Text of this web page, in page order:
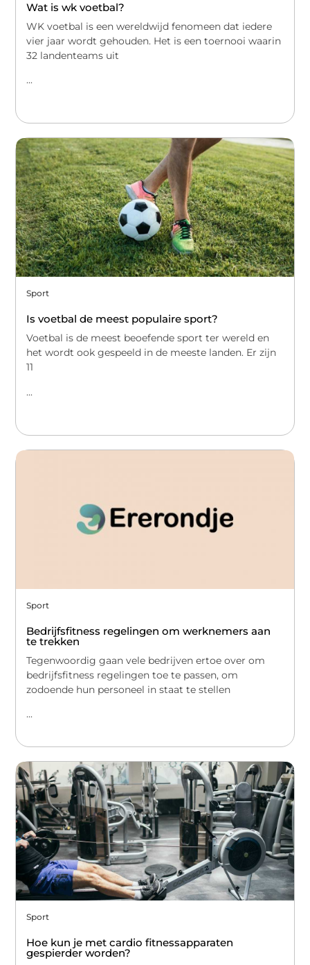
Wat is wk voetbal?
WK voetbal is een wereldwijd fenomeen dat iedere
vier jaar wordt gehouden. Het is een toernooi waarin
32 landenteams uit
...
Sport
Is voetbal de meest populaire sport?
Voetbal is de meest beoefende sport ter wereld en
het wordt ook gespeeld in de meeste landen. Er zijn
11
...
Sport
Bedrijfsfitness regelingen om werknemers aan
te trekken
Tegenwoordig gaan vele bedrijven ertoe over om
bedrijfsfitness regelingen toe te passen, om
zodoende hun personeel in staat te stellen
...
Sport
Hoe kun je met cardio fitnessapparaten
gespierder worden?